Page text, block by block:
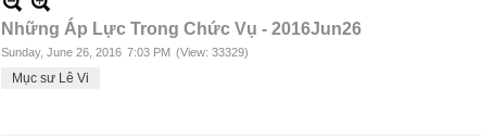
Những Áp Lực Trong Chức Vụ - 2016Jun26
Sunday, June 26, 2016 7:03 PM (View: 33329)
Mục sư Lê Vi